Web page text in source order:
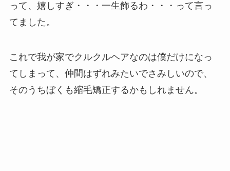
って、嬉しすぎ・・・一生飾るわ・・・って言っ
てました。
これで我が家でクルクルヘアなのは僕だけになっ
てしまって、仲間はずれみたいでさみしいので、
そのうちぼくも縮毛矯正するかもしれません。